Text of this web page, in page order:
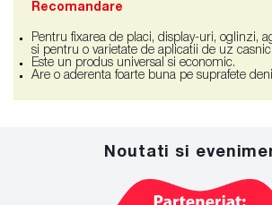
Recomandare
Pentru fixarea de placi, display-uri, oglinzi,
si pentru o varietate de aplicatii de uz casnic.
Este un produs universal si economic.
Are o aderenta foarte buna pe suprafete
Noutati si